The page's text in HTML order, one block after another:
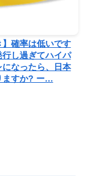
】確率は低いです
し過ぎてハイパ
になったら、日本
ますか? ー…